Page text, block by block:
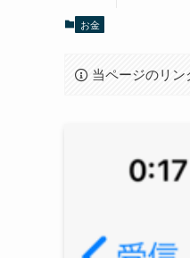
お金
当ページのリン